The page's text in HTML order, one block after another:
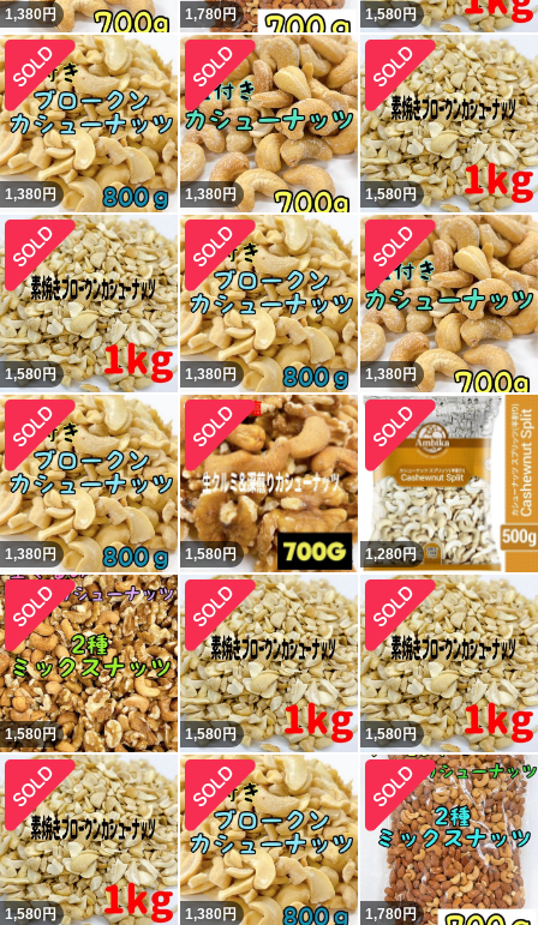
1,380円 1,780円 1,580円
1,380円 1,380円 1,580円
1,580円 1,380円 1,380円
1,380円 1,580円 1,280円
1,580円 1,580円 1,580円
1,580円 1,380円 1,780円